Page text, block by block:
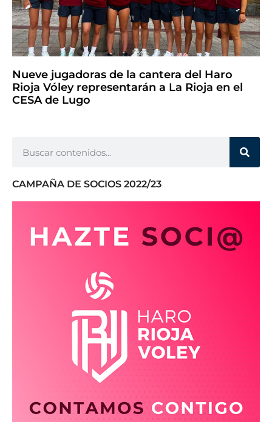
Nueve jugadoras de la cantera del Haro
Rioja Vóley representarán a La Rioja en el
CESA de Lugo
CAMPAÑA DE SOCIOS 2022/23